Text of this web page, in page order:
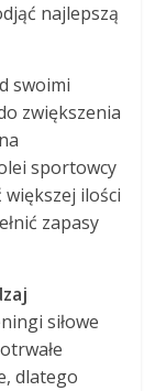
najlepszą
swoimi
zwiększenia
sportowcy
ilości
zapasy
siłowe
dlatego